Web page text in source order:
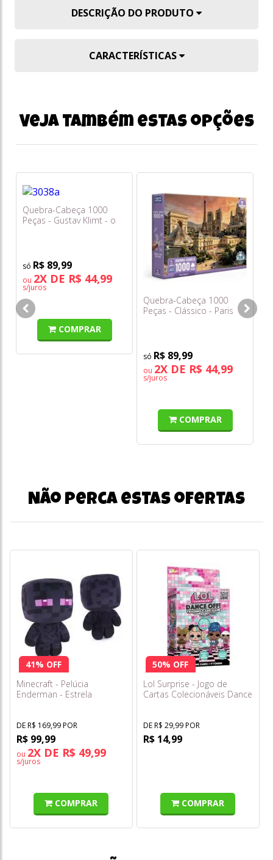
DESCRIÇÃO DO PRODUTO
CARACTERÍSTICAS
Veja também estas opções
Quebra-Cabeça 1000
Peças - Gustav Klimt - o
R$ 89,99
ou 2X DE R$ 44,99
s/juros
COMPRAR
Quebra-Cabeça 1000
Peças - Clássico - Paris
R$ 89,99
ou 2X DE R$ 44,99
s/juros
COMPRAR
Não perca estas ofertas
41% OFF
Minecraft - Pelúcia
Enderman - Estrela
DE R$ 169,99 POR
R$ 99,99
ou 2X DE R$ 49,99
s/juros
COMPRAR
50% OFF
Lol Surprise - Jogo de
Cartas Colecionáveis Dance
DE R$ 29,99 POR
R$ 14,99
COMPRAR